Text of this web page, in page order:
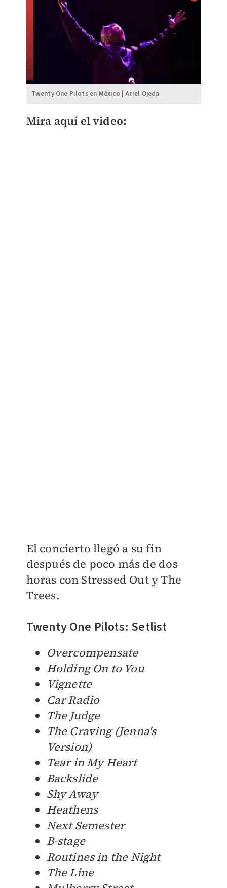
Twenty One Pilots en México | Ariel Ojeda
Mira aquí el video:
El concierto llegó a su fin
después de poco más de dos
horas con Stressed Out y The
Trees.
Twenty One Pilots: Setlist
Overcompensate
Holding On to You
Vignette
Car Radio
The Judge
The Craving (Jenna's
Version)
Tear in My Heart
Backslide
Shy Away
Heathens
Next Semester
B-stage
Routines in the Night
The Line